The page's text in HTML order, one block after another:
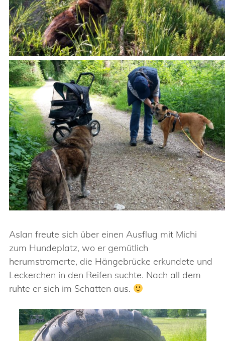
Aslan freute sich über einen Ausflug mit Michi
zum Hundeplatz, wo er gemütlich
herumstromerte, die Hängebrücke erkundete und
Leckerchen in den Reifen suchte. Nach all dem
ruhte er sich im Schatten aus.